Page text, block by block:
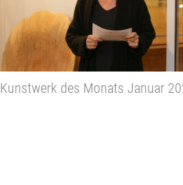
Kunstwerk des Monats Januar